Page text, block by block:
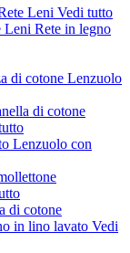
Leni Vedi tutto
Leni Rete in legno
di cotone Lenzuolo
di cotone
Lenzuolo con
di cotone
in lino lavato Vedi